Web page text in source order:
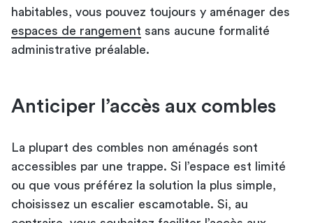
habitables, vous pouvez toujours y aménager des
espaces de rangement sans aucune formalité
administrative préalable.
Anticiper l’accès aux combles
La plupart des combles non aménagés sont
accessibles par une trappe. Si l’espace est limité
ou que vous préférez la solution la plus simple,
choisissez un escalier escamotable. Si, au